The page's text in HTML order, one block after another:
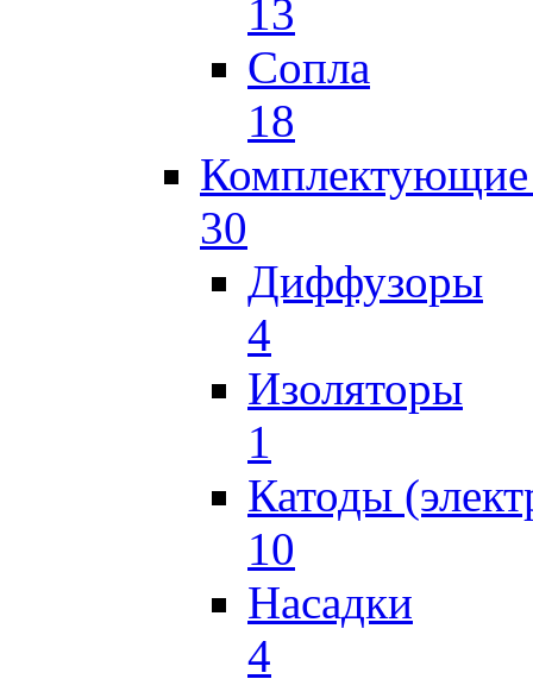
13
Сопла
18
Комплектующие
30
Диффузоры
4
Изоляторы
1
Катоды
10
Насадки
4